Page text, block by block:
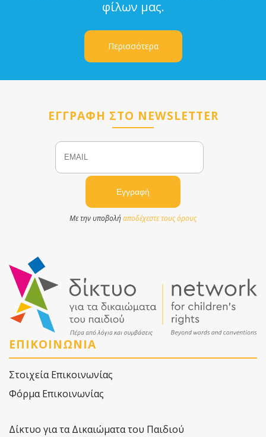
φίλων μας.
Περισσότερα
ΕΓΓΡΑΦΗ ΣΤΟ NEWSLETTER
Email
Με την υποβολήαποδέχεστε τους όρους
ΕΠΙΚΟΙΝΩΝΙΑ
Στοιχεία Επικοινωνίας
Φόρμα Επικοινωνίας
Δίκτυο για τα Δικαιώματα του Παιδιού